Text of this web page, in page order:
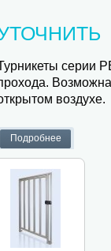
серии
воздухе.